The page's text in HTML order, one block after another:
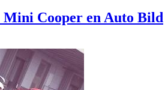
Mini Cooper en Auto Bild